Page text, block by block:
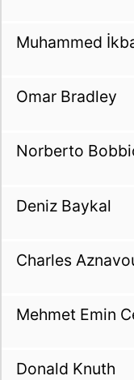
Muhammed
Omar Bradley
Norberto
Deniz Baykal
Charles
Mehmet Emin
Donald Knuth